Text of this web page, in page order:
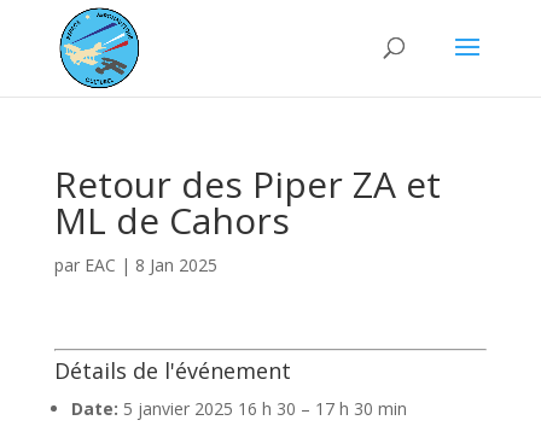
Retour des Piper ZA et
ML de Cahors
par EAC | 8 Jan 2025
Détails de l'événement
Date: 5 janvier 2025 16 h 30 – 17 h 30 min